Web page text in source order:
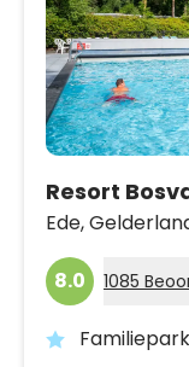
Resort
Ede,
8.0 1085